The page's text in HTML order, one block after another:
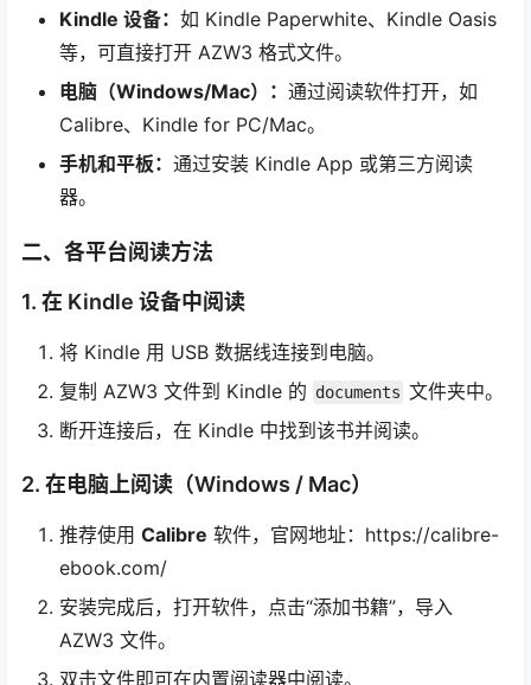
Kindle 设备： 如 Kindle Paperwhite、Kindle Oasis
等，可直接打开 AZW3 格式文件。
电脑（Windows/Mac）： 通过阅读软件打开，如
Calibre、Kindle for PC/Mac。
手机和平板： 通过安装 Kindle App 或第三方阅读
器。
二、各平台阅读方法
1. 在 Kindle 设备中阅读
将 Kindle 用 USB 数据线连接到电脑。
复制 AZW3 文件到 Kindle 的 documents 文件夹中。
断开连接后，在 Kindle 中找到该书并阅读。
2. 在电脑上阅读（Windows / Mac）
推荐使用 Calibre 软件，官网地址：https://calibre-
ebook.com/
安装完成后，打开软件，点击“添加书籍”，导入
AZW3 文件。
双击文件即可在内置阅读器中阅读。